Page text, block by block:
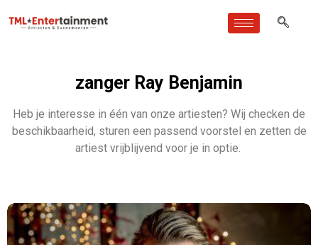
zanger Ray Benjamin
Heb je interesse in één van onze artiesten? Wij checken de
beschikbaarheid, sturen een passend voorstel en zetten de
artiest vrijblijvend voor je in optie.